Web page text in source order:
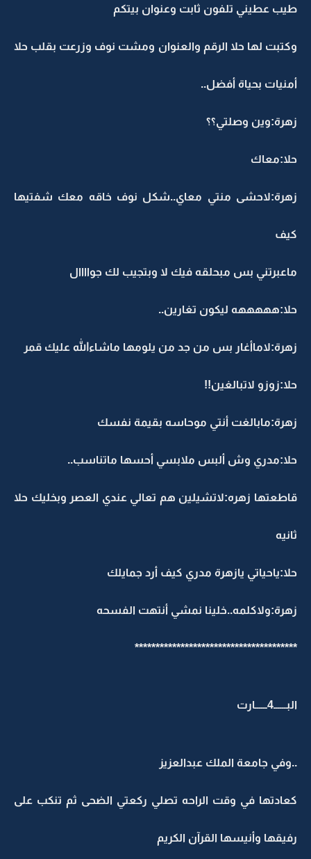
طيب عطيني تلفون ثابت وعنوان بيتكم
وكتبت لها حلا الرقم والعنوان ومشت نوف وزرعت بقلب حلا
أمنيات بحياة أفضل..
زهرة:وين وصلتي؟؟
حلا:معاك
زهرة:لاحشى منتي معاي..شكل نوف خاقه معك شفتيها
كيف
ماعبرتني بس مبحلقه فيك لا وبتجيب لك جواااال
حلا:هههههه ليكون تغارين..
زهرة:لاماأغار بس من جد من يلومها ماشاءالله عليك قمر
حلا:زوزو لاتبالغين!!
زهرة:مابالغت أنتي موحاسه بقيمة نفسك
حلا:مدري وش ألبس ملابسي أحسها ماتناسب..
قاطعتها زهره:لاتشيلين هم تعالي عندي العصر وبخليك حلا
ثانيه
حلا:ياحياتي يازهرة مدري كيف أرد جمايلك
زهرة:ولاكلمه..خلينا نمشي أنتهت الفسحه
***************************************
البــــــ4ــــــارت
..وفي جامعة الملك عبدالعزيز
كعادتها في وقت الراحه تصلي ركعتي الضحى ثم تنكب على
رفيقها وأنيسها القرآن الكريم